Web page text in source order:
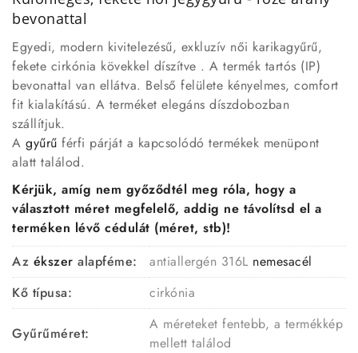
bevonattal
Egyedi, modern kivitelezésű, exkluzív női karikagyűrű,
fekete cirkónia kövekkel díszítve . A termék tartós (IP)
bevonattal van ellátva. Belső felülete kényelmes, comfort
fit kialakítású. A terméket elegáns díszdobozban
szállítjuk.
A gyűrű férfi párját a kapcsolódó termékek menüpont
alatt találod.
Kérjük, amíg nem győződtél meg róla, hogy a
választott méret megfelelő, addig ne távolítsd el a
terméken lévő cédulát (méret, stb)!
Az ékszer alapféme: antiallergén 316L nemesacél
Kő típusa:
cirkónia
Gyűrűméret:
A méreteket fentebb, a termékkép
mellett találod